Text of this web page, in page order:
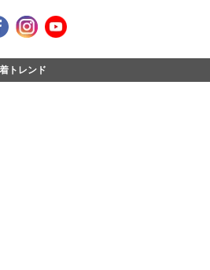
トレンド